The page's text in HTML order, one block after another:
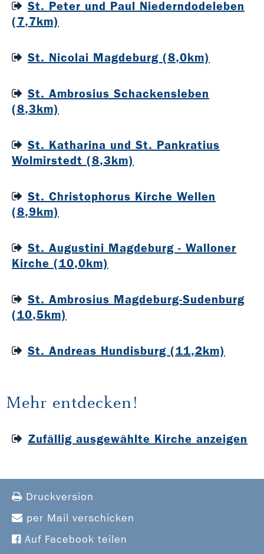
St. Peter und Paul Niederndodeleben
(7,7km)
St. Nicolai Magdeburg (8,0km)
St. Ambrosius Schackensleben
(8,3km)
St. Katharina und St. Pankratius
Wolmirstedt (8,3km)
St. Christophorus Kirche Wellen
(8,9km)
St. Augustini Magdeburg - Walloner
Kirche (10,0km)
St. Ambrosius Magdeburg-Sudenburg
(10,5km)
St. Andreas Hundisburg (11,2km)
Mehr entdecken!
Zufällig ausgewählte Kirche anzeigen
Druckversion
per Mail verschicken
Auf Facebook teilen